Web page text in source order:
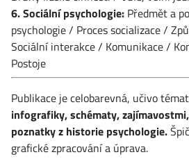
6. Sociální psychologie: Předmět a
psychologie / Proces socializace /
Sociální interakce / Komunikace /
Postoje
Publikace je celobarevná, učivo témat
infografiky, schématy,
poznatky z historie psychologie.
grafické zpracování a úprava.